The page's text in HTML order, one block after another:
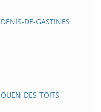
DE-GASTINES
DES-TOITS